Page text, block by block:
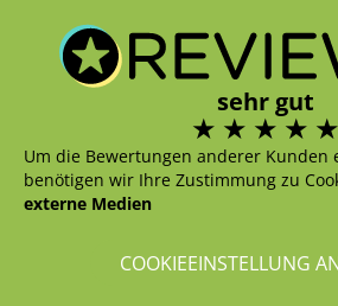
sehr gut
Um die Bewertungen anderer Kunden
benötigen wir Ihre Zustimmung zu
externe Medien
COOKIEEINSTELLUNG